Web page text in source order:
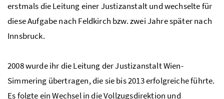
erstmals die Leitung einer Justizanstalt und wechselte für
diese Aufgabe nach Feldkirch bzw. zwei Jahre später nach
Innsbruck.
2008 wurde ihr die Leitung der Justizanstalt Wien-
Simmering übertragen, die sie bis 2013 erfolgreiche führte.
Es folgte ein Wechsel in die Vollzugsdirektion und